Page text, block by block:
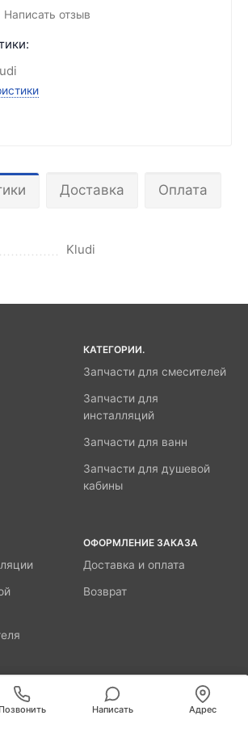
Написать отзыв
Доставка Оплата
Kludi
КАТЕГОРИИ.
Запчасти для смесителей
Запчасти для
инсталляций
Запчасти для ванн
Запчасти для душевой
кабины
ОФОРМЛЕНИЕ ЗАКАЗА
Доставка и оплата
Возврат
Позвонить Написать Адрес
cookies для быстрой и удобной
пользоваться сайтом, вы
обработки персональных данных.